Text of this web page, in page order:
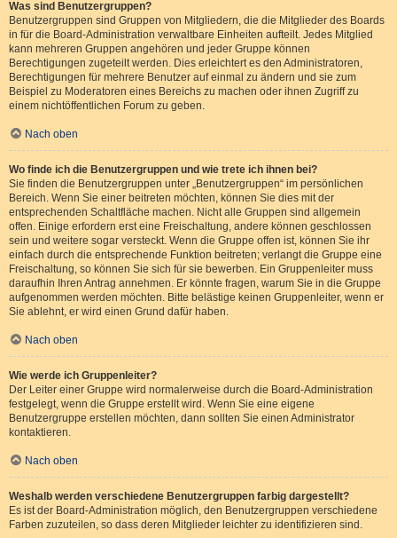
Was sind Benutzergruppen?
Benutzergruppen sind Gruppen von Mitgliedern, die die Mitglieder des Boards
in für die Board-Administration verwaltbare Einheiten aufteilt. Jedes Mitglied
kann mehreren Gruppen angehören und jeder Gruppe können
Berechtigungen zugeteilt werden. Dies erleichtert es den Administratoren,
Berechtigungen für mehrere Benutzer auf einmal zu ändern und sie zum
Beispiel zu Moderatoren eines Bereichs zu machen oder ihnen Zugriff zu
einem nichtöffentlichen Forum zu geben.
Nach oben
Wo finde ich die Benutzergruppen und wie trete ich ihnen bei?
Sie finden die Benutzergruppen unter „Benutzergruppen“ im persönlichen
Bereich. Wenn Sie einer beitreten möchten, können Sie dies mit der
entsprechenden Schaltfläche machen. Nicht alle Gruppen sind allgemein
offen. Einige erfordern erst eine Freischaltung, andere können geschlossen
sein und weitere sogar versteckt. Wenn die Gruppe offen ist, können Sie ihr
einfach durch die entsprechende Funktion beitreten; verlangt die Gruppe eine
Freischaltung, so können Sie sich für sie bewerben. Ein Gruppenleiter muss
daraufhin Ihren Antrag annehmen. Er könnte fragen, warum Sie in die Gruppe
aufgenommen werden möchten. Bitte belästige keinen Gruppenleiter, wenn er
Sie ablehnt, er wird einen Grund dafür haben.
Nach oben
Wie werde ich Gruppenleiter?
Der Leiter einer Gruppe wird normalerweise durch die Board-Administration
festgelegt, wenn die Gruppe erstellt wird. Wenn Sie eine eigene
Benutzergruppe erstellen möchten, dann sollten Sie einen Administrator
kontaktieren.
Nach oben
Weshalb werden verschiedene Benutzergruppen farbig dargestellt?
Es ist der Board-Administration möglich, den Benutzergruppen verschiedene
Farben zuzuteilen, so dass deren Mitglieder leichter zu identifizieren sind.